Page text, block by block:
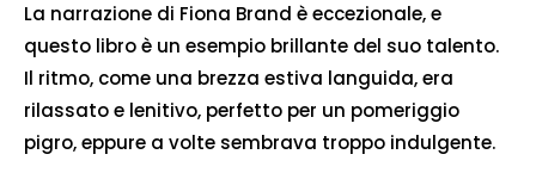
La narrazione di Fiona Brand è eccezionale, e
questo libro è un esempio brillante del suo talento.
Il ritmo, come una brezza estiva languida, era
rilassato e lenitivo, perfetto per un pomeriggio
pigro, eppure a volte sembrava troppo indulgente.